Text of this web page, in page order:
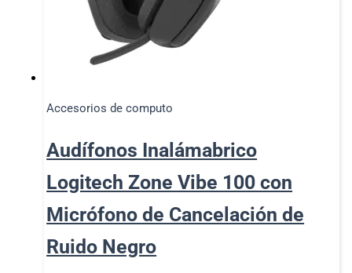
Accesorios de computo
Audífonos Inalámabrico
Logitech Zone Vibe 100 con
Micrófono de Cancelación de
Ruido Negro